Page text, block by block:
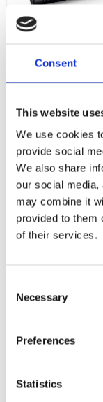
Consent
This website
We use cookies
provide social
We also share
our social media,
may combine it
provided to them
of their services.
Selection
Necessary
Preferences
Statistics
Fenix
600Lm - Li-Po
IP68 2m -
kastlängd -
USB-C
565:-
KÖP
Ficklampa